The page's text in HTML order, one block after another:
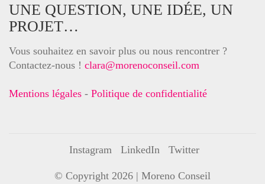
UNE QUESTION, UNE IDÉE, UN
PROJET…
Vous souhaitez en savoir plus ou nous rencontrer ?
Contactez-nous ! clara@morenoconseil.com
Mentions légales - Politique de confidentialité
Instagram LinkedIn Twitter
© Copyright 2026 | Moreno Conseil